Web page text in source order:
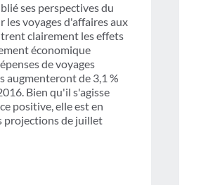
ses perspectives du
voyages d'affaires aux
clairement les effets
économique
de voyages
augmenteront de 3,1 %
Bien qu'il s'agisse
positive, elle est en
projections de juillet